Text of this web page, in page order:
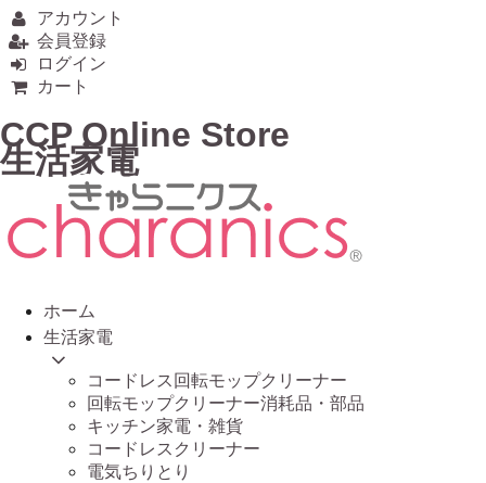
アカウント
会員登録
ログイン
カート
CCP Online Store
生活家電
ホーム
生活家電
コードレス回転モップクリーナー
回転モップクリーナー消耗品・部品
キッチン家電・雑貨
コードレスクリーナー
電気ちりとり